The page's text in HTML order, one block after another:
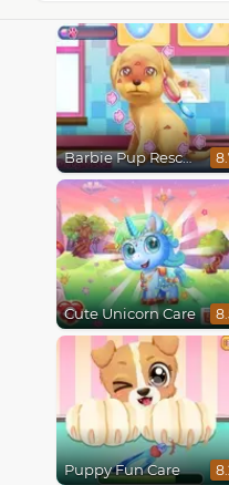
Barbie Pup Rescue
Cute Unicorn Care
Puppy Fun Care